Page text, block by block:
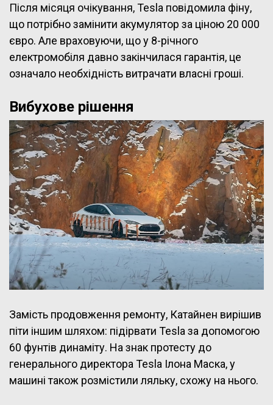
Після місяця очікування, Tesla повідомила фіну,
що потрібно замінити акумулятор за ціною 20 000
євро. Але враховуючи, що у 8-річного
електромобіля давно закінчилася гарантія, це
означало необхідність витрачати власні гроші.
Вибухове рішення
Замість продовження ремонту, Катайнен вирішив
піти іншим шляхом: підірвати Tesla за допомогою
60 фунтів динаміту. На знак протесту до
генерального директора Tesla Ілона Маска, у
машині також розмістили ляльку, схожу на нього.